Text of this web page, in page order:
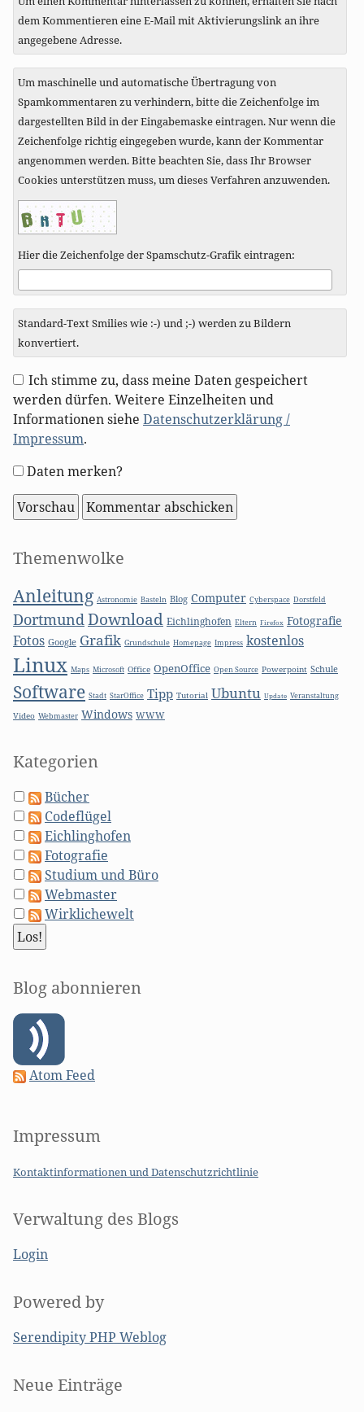
dem Kommentieren eine E-Mail mit Aktivierungslink an ihre
angegebene Adresse.
Um maschinelle und automatische Übertragung von
Spamkommentaren zu verhindern, bitte die Zeichenfolge im
dargestellten Bild in der Eingabemaske eintragen. Nur wenn die
Zeichenfolge richtig eingegeben wurde, kann der Kommentar
angenommen werden. Bitte beachten Sie, dass Ihr Browser
Cookies unterstützen muss, um dieses Verfahren anzuwenden.
Hier die Zeichenfolge der Spamschutz-Grafik eintragen:
Standard-Text Smilies wie :-) und ;-) werden zu Bildern
konvertiert.
Ich stimme zu, dass meine Daten gespeichert
werden dürfen. Weitere Einzelheiten und
Informationen siehe Datenschutzerklärung /
Impressum.
Formular-
Optionen
Daten merken?
Seitenleiste
Themenwolke
Anleitung Astronomie Basteln Blog Computer Cyberspace Dorstfeld
DortmundDownload Eichlinghofen Eltern Firefox Fotografie
Fotos Google Grafik Grundschule Homepage Impress kostenlos
Linux Maps Microsoft Office OpenOffice Open Source Powerpoint Schule
Software Stadt StarOffice Tipp Tutorial Ubuntu Update Veranstaltung
Video Webmaster Windows WWW
Kategorien
Bücher
Codeflügel
Eichlinghofen
Fotografie
Studium und Büro
Webmaster
Wirklichewelt
Blog abonnieren
Atom Feed
Impressum
Kontaktinformationen und Datenschutzrichtlinie
Verwaltung des Blogs
Login
Powered by
Serendipity PHP Weblog
Seitenleiste
Neue Einträge